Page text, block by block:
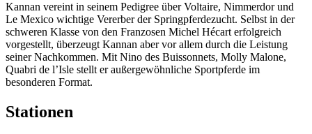
Kannan vereint in seinem Pedigree über Voltaire, Nimmerdor und
Le Mexico wichtige Vererber der Springpferdezucht. Selbst in der
schweren Klasse von den Franzosen Michel Hécart erfolgreich
vorgestellt, überzeugt Kannan aber vor allem durch die Leistung
seiner Nachkommen. Mit Nino des Buissonnets, Molly Malone,
Quabri de l’Isle stellt er außergewöhnliche Sportpferde im
besonderen Format.
Stationen